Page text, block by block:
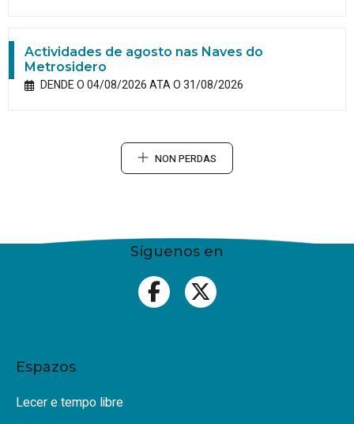
Actividades de agosto nas Naves do
Metrosidero
DENDE O 04/08/2026 ATA O 31/08/2026
NON PERDAS
Síguenos en
Espazos
Lecer e tempo libre